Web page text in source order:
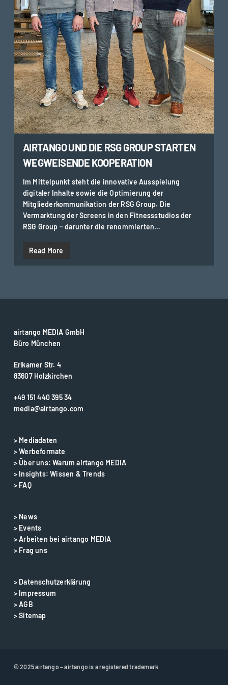
AIRTANGO UND DIE RSG GROUP STARTEN
WEGWEISENDE KOOPERATION
Im Mittelpunkt steht die innovative Ausspielung
digitaler Inhalte sowie die Optimierung der
Mitgliederkommunikation der RSG Group. Die
Vermarktung der Screens in den Fitnessstudios der
RSG Group – darunter die renommierten…
Read More
airtango MEDIA GmbH
Büro München
Erlkamer Str. 4
83607 Holzkirchen
+49 151 440 395 34
media@airtango.com
> Mediadaten
> Werbeformate
> Über uns: Warum airtango MEDIA
> Insights: Wissen & Trends
> FAQ
> News
> Events
> Arbeiten bei airtango MEDIA
> Frag uns
> Datenschutzerklärung
> Impressum
> AGB
> Sitemap
© 2025 airtango – airtango is a registered trademark